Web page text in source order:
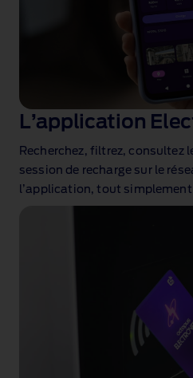
L’application
Recherchez, filtrez, consultez
session de recharge sur le
l’application, tout simplement